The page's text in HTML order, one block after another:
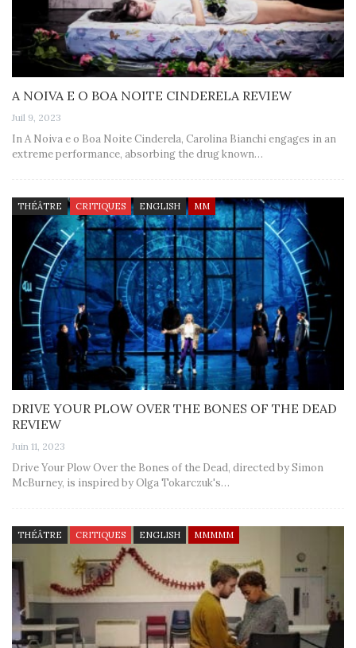
A NOIVA E O BOA NOITE CINDERELA REVIEW
Juil 9, 2023
In A Noiva e o Boa Noite Cinderela, Carolina Bianchi engages in an
extreme performance, absorbing the drug known…
THÉÂTRE CRITIQUES ENGLISH MM
DRIVE YOUR PLOW OVER THE BONES OF THE DEAD
REVIEW
Juin 11, 2023
Drive Your Plow Over the Bones of the Dead, directed by Simon
McBurney, is inspired by Olga Tokarczuk's…
THÉÂTRE CRITIQUES ENGLISH MMMMM